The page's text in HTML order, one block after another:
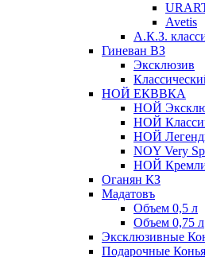
Avetis
А.К.З.
Гиневан ВЗ
Эксклюзив
НОЙ ЕКВВКА
НОЙ
НОЙ
НОЙ
NOY Very
НОЙ
Оганян КЗ
Мадатовъ
Объем 0,5 л
Объем 0,75 л
Эксклюзивные
Подарочные